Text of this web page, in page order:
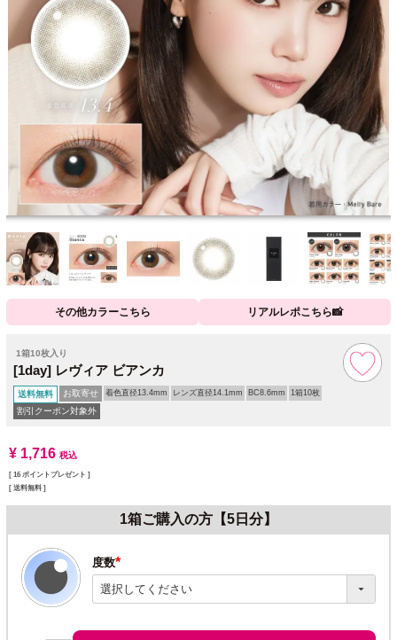
その他カラーこちら リアルレポこちら📸
1箱10枚入り
[1day] レヴィア ビアンカ
送料無料 お取寄せ 着色直径13.4mm レンズ直径14.1mm BC8.6mm 1箱10枚
割引クーポン対象外
¥ 1,716 税込
[ 16 ポイントプレゼント ]
送料無料
1箱ご購入の方【5日分】
度数
(必
須)